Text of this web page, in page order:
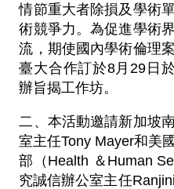
情節重大者除損及學術
術競爭力。為促進學術
流，期使國內學術倫理
臺大合作訂於8月29日
辦旨揭工作坊。
二、本活動邀請新加坡
室主任Tony Mayer和美
部（Health ＆Human
究誠信辦公室主任